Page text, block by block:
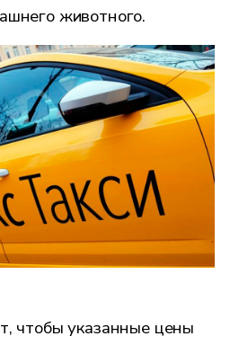
животного.
чтобы указанные цены